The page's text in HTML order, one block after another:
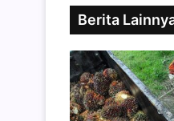
Berita